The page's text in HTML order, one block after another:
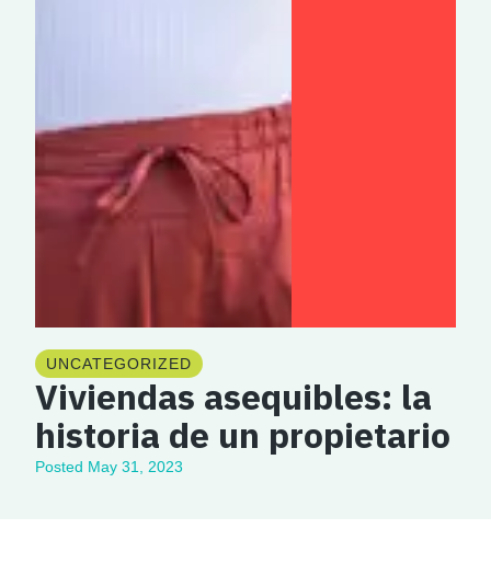
UNCATEGORIZED
Viviendas asequibles: la
historia de un propietario
Posted May 31, 2023